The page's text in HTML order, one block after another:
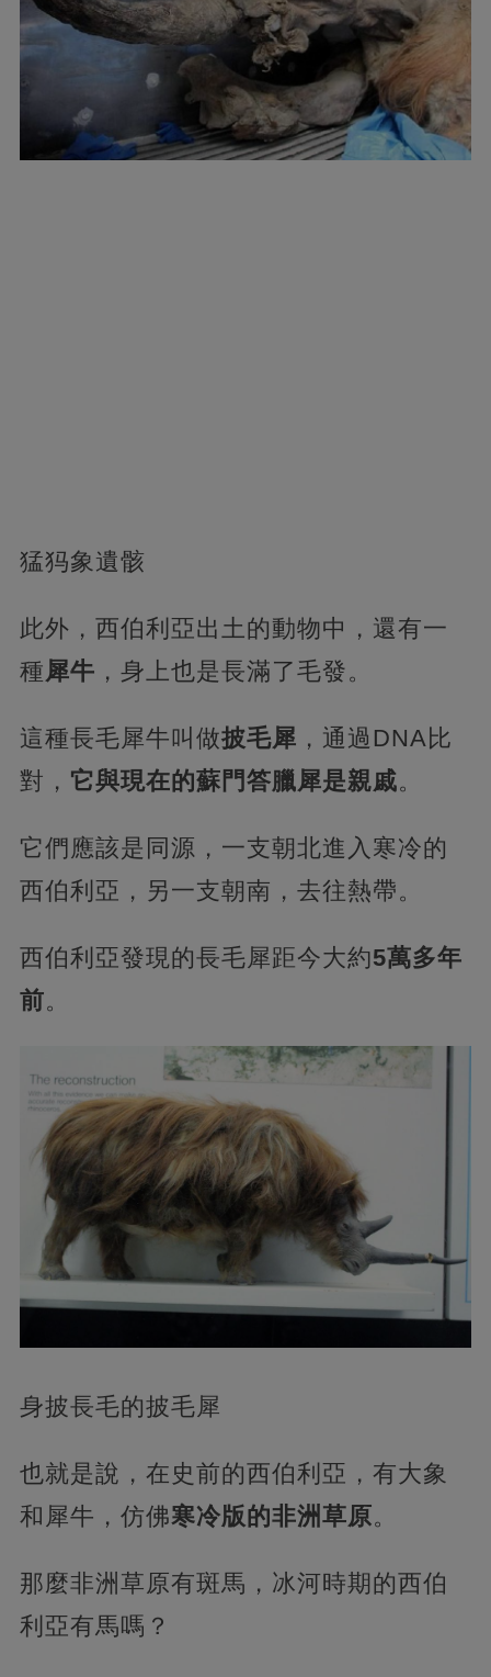
猛犸象遺骸
此外，西伯利亞出土的動物中，還有一
種犀牛 ，身上也是長滿了毛發。
這種長毛犀牛叫做披毛犀 ，通過DNA比
對， 它與現在的蘇門答臘犀是親戚。
它們應該是同源，一支朝北進入寒冷的
西伯利亞，另一支朝南，去往熱帶。
西伯利亞發現的長毛犀距今大約5萬多年
前。
身披長毛的披毛犀
也就是說，在史前的西伯利亞，有大象
和犀牛，仿佛寒冷版的非洲草原。
那麼非洲草原有斑馬，冰河時期的西伯
利亞有馬嗎？